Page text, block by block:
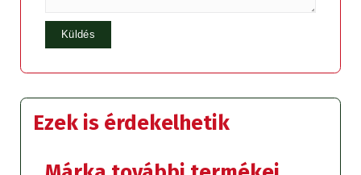
Ezek is érdekelhetik